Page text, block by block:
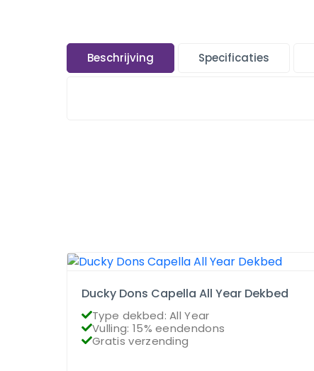
Beschrijving Specificaties
Ducky Dons Capella All Year Dekbed
Type dekbed: All Year
Vulling: 15% eendendons
Gratis verzending